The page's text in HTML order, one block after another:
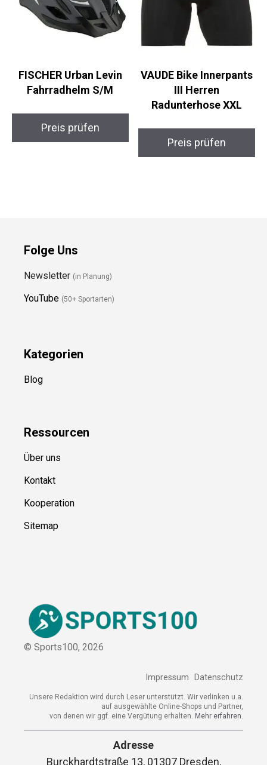
FISCHER Urban Levin
Fahrradhelm S/M
Preis prüfen
VAUDE Bike Innerpants
III Herren
Radunterhose XXL
Preis prüfen
Folge Uns
Newsletter (in Planung)
YouTube (50+ Sportarten)
Kategorien
Blog
Ressourcen
Über uns
Kontakt
Kooperation
Sitemap
© Sports100, 2026
Impressum Datenschutz
Unsere Redaktion wird durch Leser unterstützt. Wir verlinken u.a.
auf ausgewählte Online-Shops und Partner,
von denen wir ggf. eine Vergütung erhalten. Mehr erfahren.
Adresse
Burckhardtstraße 13, 01307 Dresden,